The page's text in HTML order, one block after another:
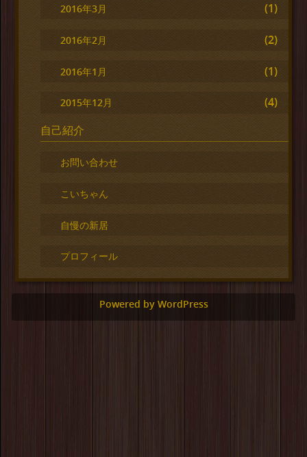
2016年3月 (1)
2016年2月 (2)
2016年1月 (1)
2015年12月
(4)
自己紹介
お問い合わせ
こいちゃん
自慢の新居
プロフィール
Powered by WordPress